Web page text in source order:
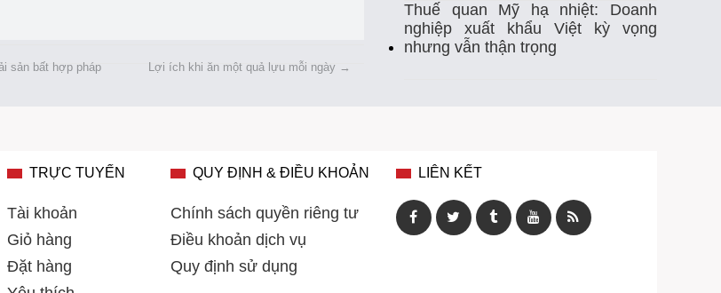
sản bất hợp pháp Lợi ích khi ăn một quả lựu mỗi ngày →
Tự Ghi Nhiệt Độ Vasep Việt Nam
Xuất Khẩu Thuỷ Sản Việt Nam
Thuế quan Mỹ hạ nhiệt: Doanh
nghiệp xuất khẩu Việt kỳ vọng
nhưng vẫn thận trọng
TRỰC TUYẾN
Tài khoản
Giỏ hàng
Đặt hàng
QUY ĐỊNH & ĐIỀU KHOẢN
Chính sách quyền riêng tư
Điều khoản dịch vụ
Quy định sử dụng
LIÊN KẾT